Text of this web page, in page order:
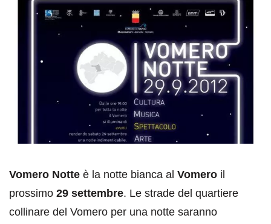
Vomero Notte è la notte bianca al Vomero il
prossimo 29 settembre. Le strade del quartiere
collinare del Vomero per una notte saranno